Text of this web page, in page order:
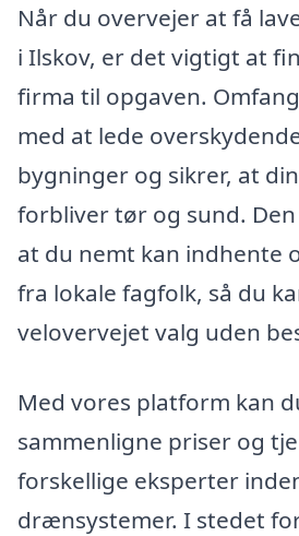
Når du overvejer at få
i Ilskov, er det vigtigt at
firma til opgaven.
med at lede
bygninger og sikrer, at
forbliver tør og sund.
at du nemt kan indhente
fra lokale fagfolk, så du
velovervejet valg uden
Med vores platform kan
sammenligne priser og
forskellige eksperter
drænsystemer. I stedet